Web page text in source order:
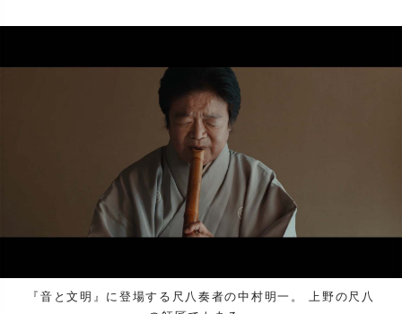
『音と文明』に登場する尺八奏者の中村明一。 上野の尺八